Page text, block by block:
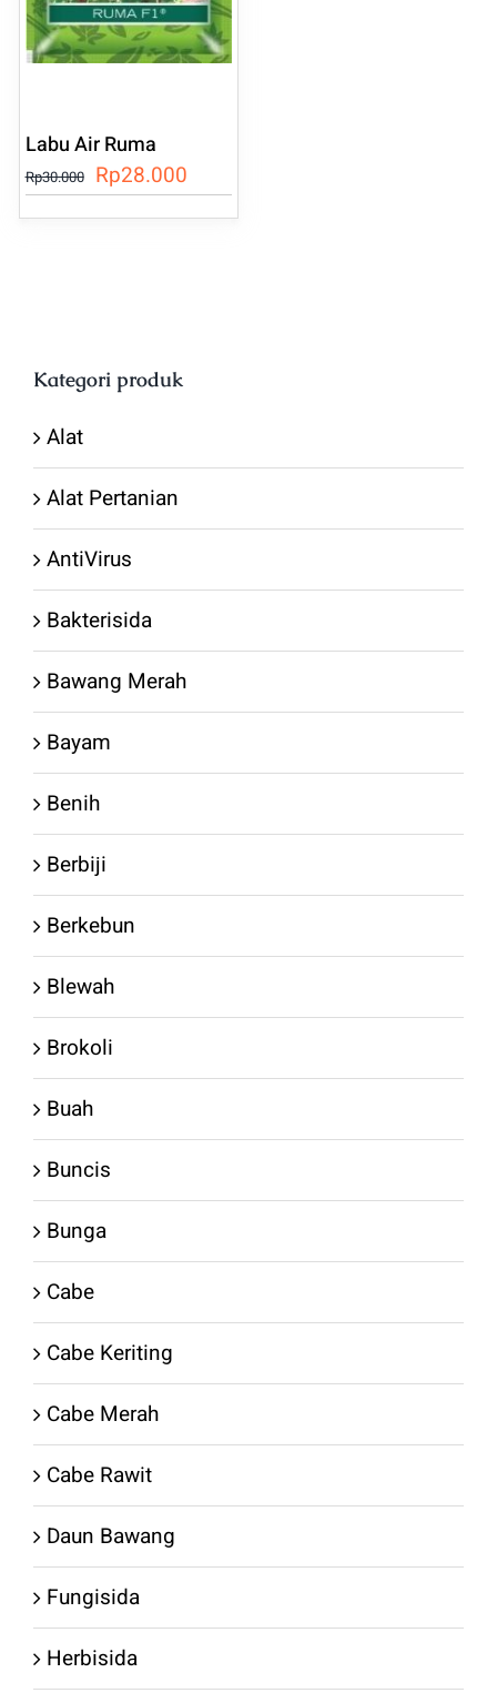
Labu Air Ruma
Rp30.000
Harga
aslinya
Rp28.000Harga
saat
Kategori produk
Alat
Alat Pertanian
AntiVirus
Bakterisida
Bawang Merah
Bayam
Benih
Berbiji
Berkebun
Blewah
Brokoli
Buah
Buncis
Bunga
Cabe
Cabe Keriting
Cabe Merah
Cabe Rawit
Daun Bawang
Fungisida
Herbisida